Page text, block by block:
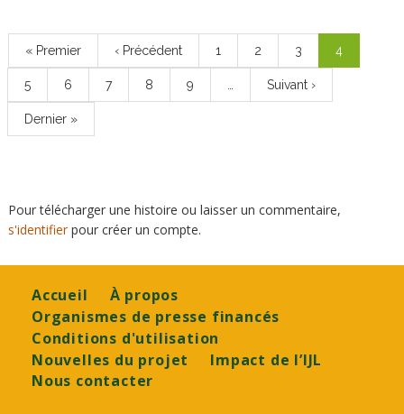
Première
page
« Premier
Page
précédente
‹ Précédent Page
1 Page
2 Page
3
Page
courante
4
Page
5 Page
6 Page
7 Page
8 Page
9
Page
suivante
Suivant ›
Dernière
page
Dernier »
Pour télécharger une histoire ou laisser un commentaire,
s'identifierpour créer un compte.
Footer
Accueil
À propos
Organismes de presse financés
Conditions d'utilisation
Nouvelles du projet
Impact de l’IJL
Nous contacter